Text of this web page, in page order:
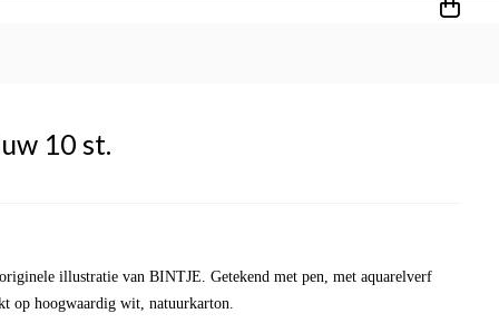
10 st.
illustratie van BINTJE. Getekend met pen, met aquarelverf
op hoogwaardig wit, natuurkarton.